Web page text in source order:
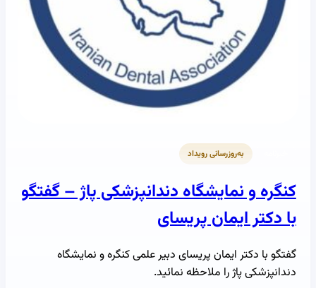
به‌روزرسانی رویداد
کنگره و نمایشگاه دندانپزشکی پاژ – گفتگو
با دکتر ایمان پریسای
گفتگو با دکتر ایمان پریسای دبیر علمی کنگره و نمایشگاه
دندانپزشکی پاژ را ملاحظه نمائید.